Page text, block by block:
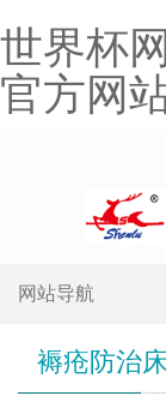
世界杯
官方网
网站导航
褥疮防治